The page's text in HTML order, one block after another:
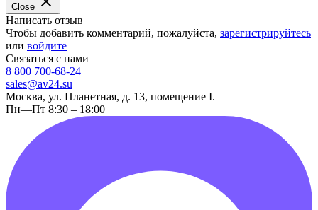
Close
Написать отзыв
Чтобы добавить комментарий, пожалуйста, зарегистрируйтесь
или войдите
Связаться с нами
8 800 700-68-24
sales@av24.su
Москва, ул. Планетная, д. 13, помещение I.
Пн—Пт 8:30 – 18:00